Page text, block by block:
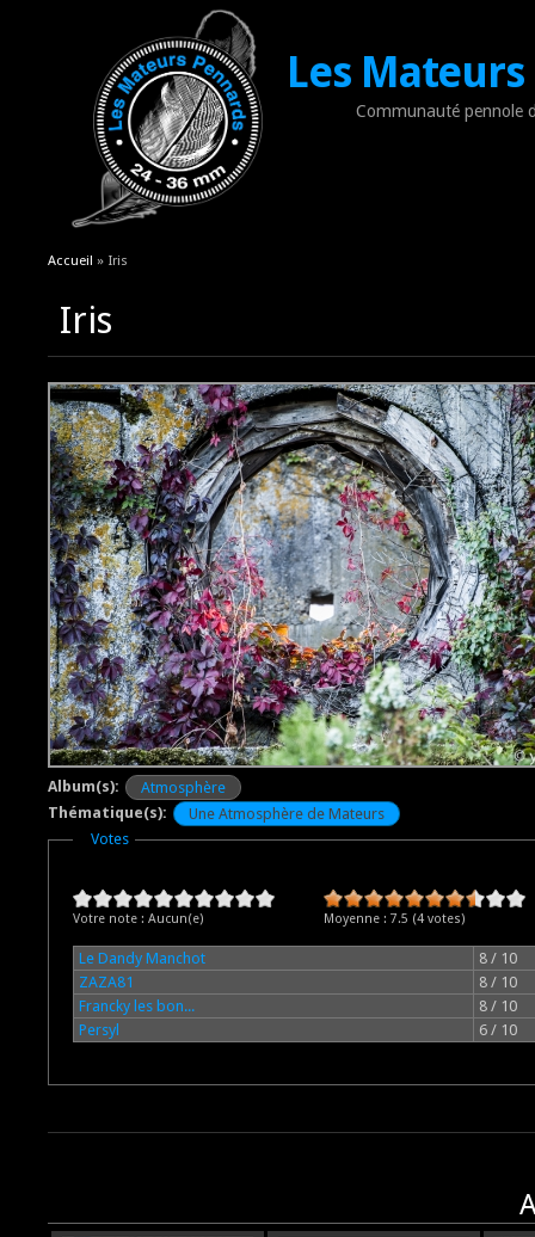
Les
Communauté pennole
Vous êtes ici
Accueil » Iris
Iris
Album(s):
Atmosphère
Thématique(s):
Une Atmosphère de Mateurs
Masquer
Votes
Votre note : Aucun(e) Moyenne : 7.5 (4votes)
Le Dandy Manchot
8 / 10
ZAZA81
8 / 10
Francky les bon...
8 / 10
Persyl
6 / 10